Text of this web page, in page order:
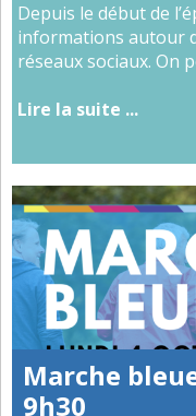
Depuis le début de
informations autour
réseaux sociaux. On
Lire la suite ...
Marche
9h30